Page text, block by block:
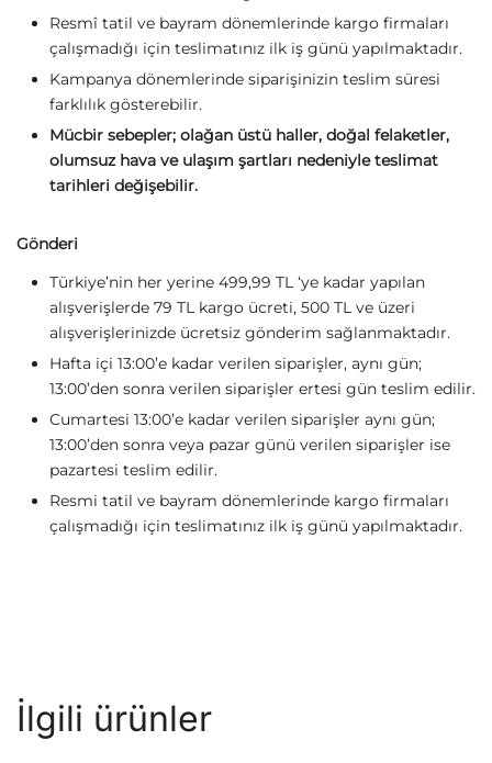
Resmî tatil ve bayram dönemlerinde kargo firmaları
çalışmadığı için teslimatınız ilk iş günü yapılmaktadır.
Kampanya dönemlerinde siparişinizin teslim süresi
farklılık gösterebilir.
Mücbir sebepler; olağan üstü haller, doğal felaketler,
olumsuz hava ve ulaşım şartları nedeniyle teslimat
tarihleri değişebilir.
Gönderi
Türkiye’nin her yerine 499,99 TL ‘ye kadar yapılan
alışverişlerde 79 TL kargo ücreti, 500 TL ve üzeri
alışverişlerinizde ücretsiz gönderim sağlanmaktadır.
Hafta içi 13:00’e kadar verilen siparişler, aynı gün;
13:00’den sonra verilen siparişler ertesi gün teslim edilir.
Cumartesi 13:00’e kadar verilen siparişler aynı gün;
13:00’den sonra veya pazar günü verilen siparişler ise
pazartesi teslim edilir.
Resmi tatil ve bayram dönemlerinde kargo firmaları
çalışmadığı için teslimatınız ilk iş günü yapılmaktadır.
İlgili ürünler